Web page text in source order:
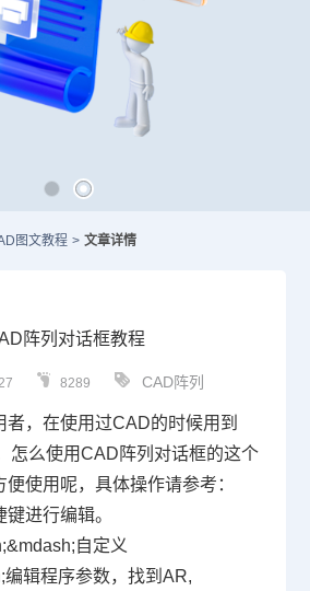
图文教程 > 文章详情
阵列对话框教程
8289 CAD阵列
者，在使用过CAD的时候用到
怎么使用CAD 阵列对话框的这个
使用呢，具体操作请参考：
进行编辑。
自定义
编辑程序参数，找到 AR,